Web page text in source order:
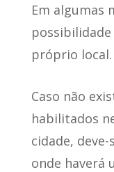
Em algumas
próprio local.
Caso não
habilitados
cidade,
onde haverá